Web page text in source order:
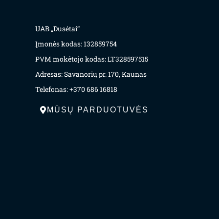
UAB „Dusėtai“
Įmonės kodas: 132859754
PVM mokėtojo kodas: LT328597515
Adresas: Savanorių pr. 170, Kaunas
Telefonas: +370 686 16818
MŪSŲ PARDUOTUVĖS